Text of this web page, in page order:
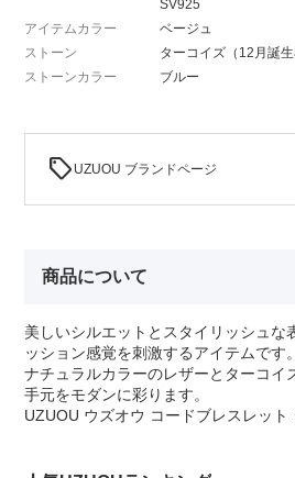
SV925
アイテムカラー
ベージュ
ストーン
ターコイズ（12月誕生
ストーンカラー
ブルー
sell UZUOU ブランドページ
商品について
美しいシルエットとスタイリッシュな
ッション感覚を刺激するアイテムです。
ナチュラルカラーのレザーとターコイ
手元をモダンに彩ります。
UZUOU ウズオウ コードブレスレット